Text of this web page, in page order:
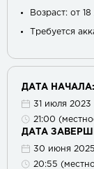
Возраст: от 18
Требуется
ДАТА НАЧАЛА:
31 июля 2023
21:00
ДАТА
30 июня 2025
20:55